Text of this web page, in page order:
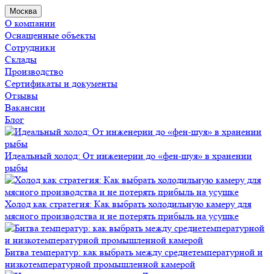
Москва
О компании
Оснащенные объекты
Сотрудники
Склады
Производство
Сертификаты и документы
Отзывы
Вакансии
Блог
Идеальный холод: От инженерии до «фен-шуя» в хранении
рыбы
Холод как стратегия: Как выбрать холодильную камеру для
мясного производства и не потерять прибыль на усушке
Битва температур: как выбрать между среднетемпературной и
низкотемпературной промышленной камерой